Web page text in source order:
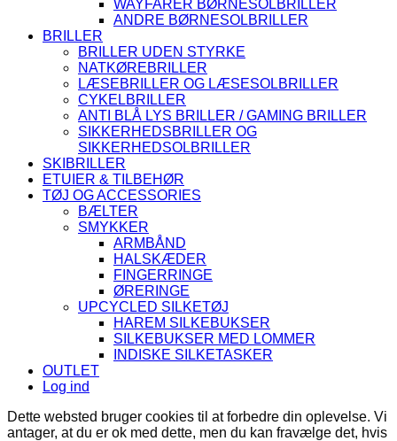
WAYFARER BØRNESOLBRILLER
ANDRE BØRNESOLBRILLER
BRILLER
BRILLER UDEN STYRKE
NATKØREBRILLER
LÆSEBRILLER OG LÆSESOLBRILLER
CYKELBRILLER
ANTI BLÅ LYS BRILLER / GAMING BRILLER
SIKKERHEDSBRILLER OG
SIKKERHEDSOLBRILLER
SKIBRILLER
ETUIER & TILBEHØR
TØJ OG ACCESSORIES
BÆLTER
SMYKKER
ARMBÅND
HALSKÆDER
FINGERRINGE
ØRERINGE
UPCYCLED SILKETØJ
HAREM SILKEBUKSER
SILKEBUKSER MED LOMMER
INDISKE SILKETASKER
OUTLET
Log ind
Dette websted bruger cookies til at forbedre din oplevelse. Vi
antager, at du er ok med dette, men du kan fravælge det, hvis